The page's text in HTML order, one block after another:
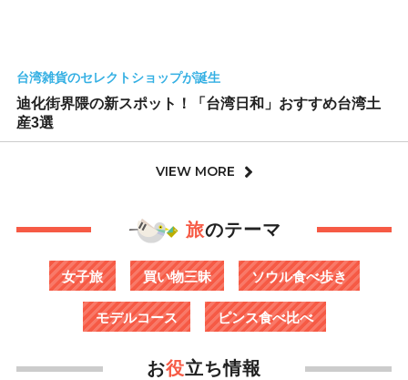
台湾雑貨のセレクトショップが誕生
迪化街界隈の新スポット！「台湾日和」おすすめ台湾土
産3選
VIEW MORE
旅のテーマ
女子旅 買い物三昧 ソウル食べ歩き
モデルコース ピンス食べ比べ
お役立ち情報